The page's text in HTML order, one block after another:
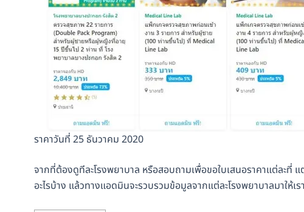
ราคาวันที่ 25 ธันวาคม 2020
จากที่ต้องดูทีละโรงพยาบาล หรือสอบถามเพื่อขอใบเสนอราคาแต่ละที่ แ
อะไรบ้าง แล้วทางแอดมินจะรวบรวมข้อมูลจากแต่ละโรงพยาบาลมาให้เร